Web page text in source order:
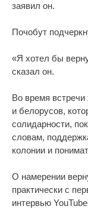
заявил он.
Почобут
«Я хотел бы
сказал он.
Во время встречи
и белорусов,
солидарности,
словам,
колонии и
О намерении
практически с
интервью